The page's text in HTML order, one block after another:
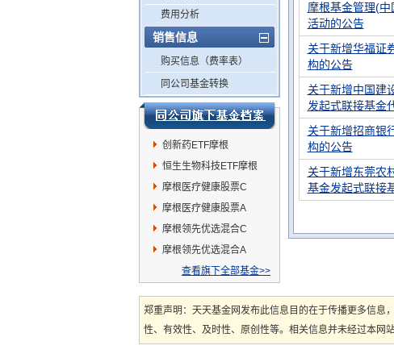
费用分析
销售信息
购买信息（费率表）
同公司基金转换
创新药ETF摩根
恒生生物科技ETF摩根
摩根医疗健康股票C
摩根医疗健康股票A
摩根领先优选混合C
摩根领先优选混合A
查看旗下全部基金>>
摩根基金管理(
活动的公告
关于新增华福证
构的公告
关于新增中国建
发起式联接基金
关于新增招商银
构的公告
关于新增东莞农
基金发起式联接
郑重声明：天天基金网发布此信息目的在于传播更多信息
性、有效性、及时性、原创性等。相关信息并未经过本网